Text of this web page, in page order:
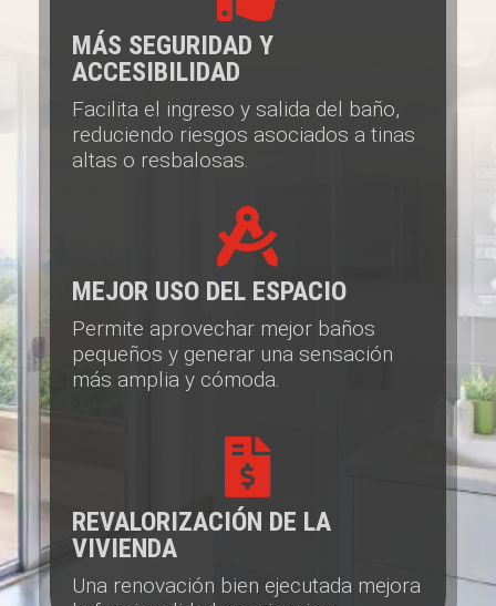
MÁS SEGURIDAD Y
ACCESIBILIDAD
Facilita el ingreso y salida del baño,
reduciendo riesgos asociados a tinas
altas o resbalosas.

MEJOR USO DEL ESPACIO
Permite aprovechar mejor baños
pequeños y generar una sensación
más amplia y cómoda.

REVALORIZACIÓN DE LA
VIVIENDA
Una renovación bien ejecutada mejora